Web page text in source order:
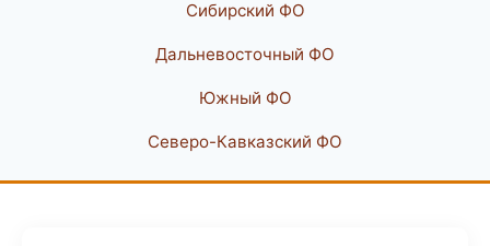
Сибирский ФО
Дальневосточный ФО
Южный ФО
Северо-Кавказский ФО